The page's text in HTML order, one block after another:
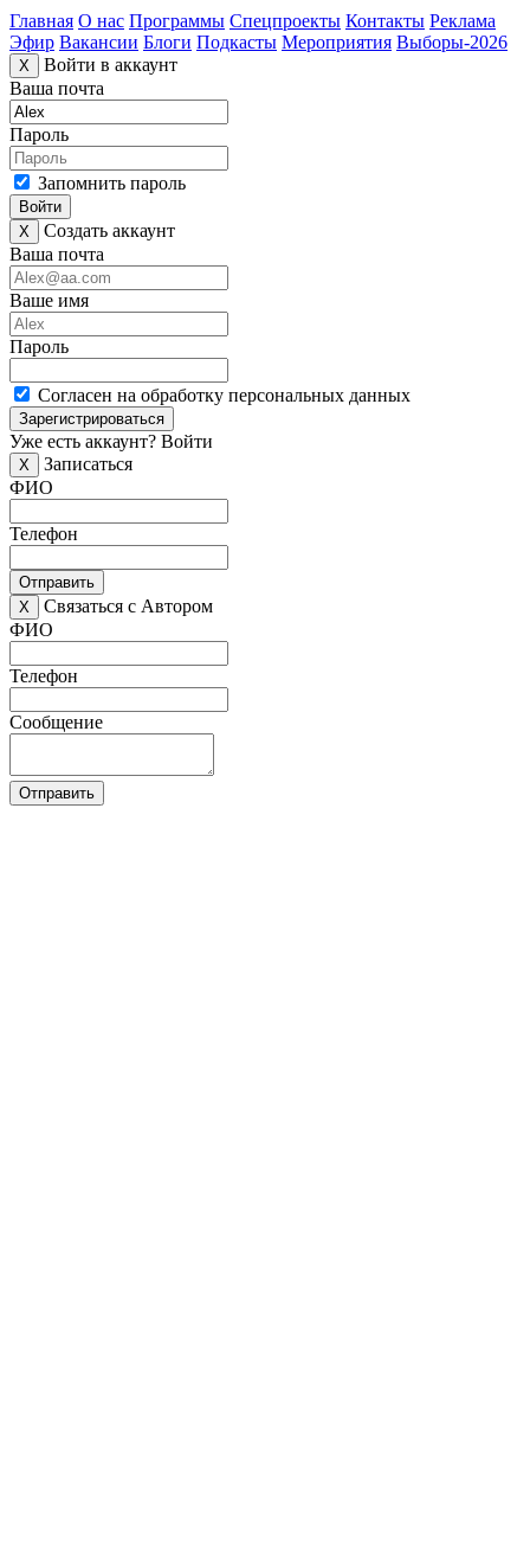
Главная О нас Программы Спецпроекты Контакты Реклама
Эфир Вакансии Блоги Подкасты Мероприятия Выборы-2026
X
Войти в аккаунт
Ваша почта
Пароль
Запомнить пароль
Войти
X
Создать аккаунт
Ваша почта
Ваше имя
Пароль
Согласен на обработку персональных данных
Зарегистрироваться
Уже есть аккаунт? Войти
X
Записаться
ФИО
Телефон
Отправить
X
Связаться с Автором
ФИО
Телефон
Сообщение
Отправить